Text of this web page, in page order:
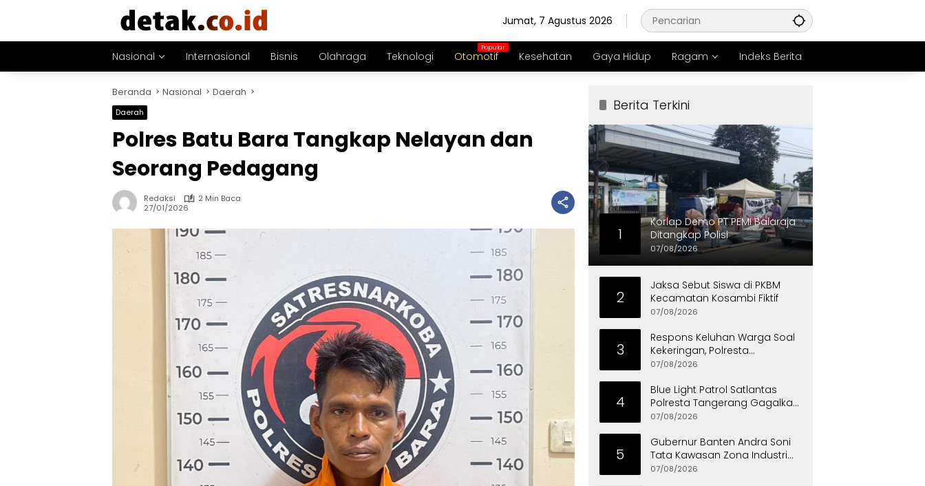
Jumat, 7 Agustus 2026
Nasional Internasional Bisnis Olahraga Teknologi Otomotif Kesehatan Gaya Hidup Ragam Indeks Berita
Beranda Nasional Daerah
Daerah
Polres Batu Bara Tangkap Nelayan dan
Seorang Pedagang
Redaksi
2 Min Baca
27/01/2026
Berita Terkini
1
Korlap Demo PT PEMI Balaraja
Ditangkap Polisi
07/08/2026
2
Jaksa Sebut Siswa di PKBM
Kecamatan Kosambi Fiktif
07/08/2026
3
Respons Keluhan Warga Soal
Kekeringan, Polresta
Tangerang Salurkan Bantuan
07/08/2026
4
Blue Light Patrol Satlantas
Polresta Tangerang Gagalkan
Aksi Curanmor, Dua Pria
07/08/2026
5
Gubernur Banten Andra Soni
Tata Kawasan Zona Industri
Serang Barat
07/08/2026